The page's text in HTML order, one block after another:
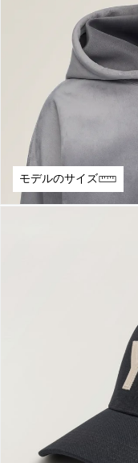
モデルのサイズ